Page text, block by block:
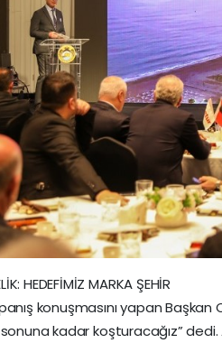
HEDEFİMİZ MARKA ŞEHİR
konuşmasını yapan
kadar koşturacağız” dedi.